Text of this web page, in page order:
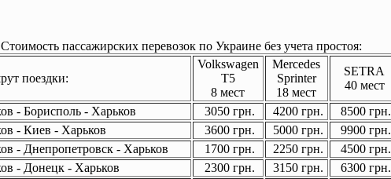
Стоимость пассажирских перевозок по Украине без учета простоя:
поездки:
Volkswagen
T5
8 мест
Mercedes
Sprinter
18 мест
SETRA
40 мест
- Борисполь - Харьков
3050 грн. 4200 грн.
8500 грн.
- Киев - Харьков
3600 грн. 5000 грн.
9900 грн.
- Днепропетровск - Харьков
1700 грн. 2250 грн.
4500 грн.
- Донецк - Харьков
2300 грн. 3150 грн.
6300 грн.